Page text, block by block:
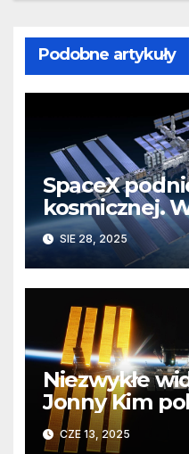
Podobne artykuły
SpaceX
kosmicznej.
przetestuje
zakończy
SIE 28, 2025
Niezwykłe
Jonny Kim
Ziemi z
CZE 13, 2025